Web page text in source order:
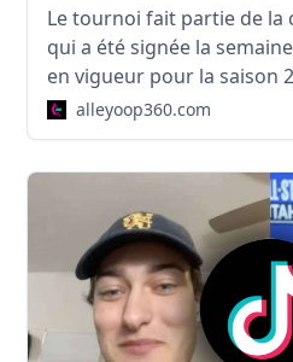
Le tournoi fait partie de la
qui a été signée la
en vigueur pour la saison
alleyoop360.com